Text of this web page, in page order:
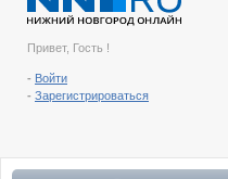
Привет, Гость !
- Войти
- Зарегистрироваться